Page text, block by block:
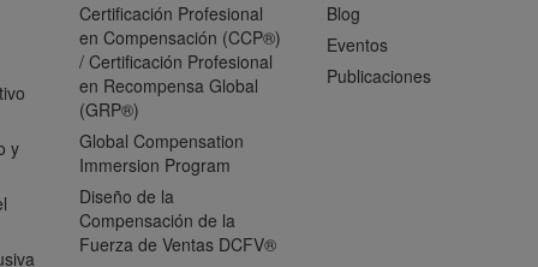
y
Certificación Profesional
en Compensación (CCP®)
/ Certificación Profesional
en Recompensa Global
(GRP®)
Global Compensation
Immersion Program
Diseño de la
Compensación de la
Fuerza de Ventas DCFV®
Blog
Eventos
Publicaciones